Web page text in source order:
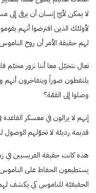
لا يمكن لأيّ إنسان أن يرقى إلى
لأولئك الذين افترضوا أنهم
لهم حقيقة الأمر أن روح
تعال نتخيّل معا أننا نزور
يلتقطون صوراً ويتفاخرون أنهم
وصلوا إلى القمّة؟
إنهم لا يزالون في معسكر
قديمة رديئة لا تخوّلهم
هذه كانت حقيقة الفريسيين في
يستطيعون الحفاظ على الناموس.
الحقيقيّة للناموس كي يكشف